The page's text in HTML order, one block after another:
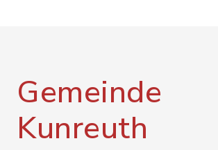
Gemeinde
Kunreuth